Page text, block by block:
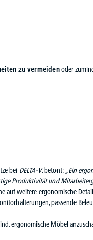
zu vermeidenoder
bei DELTA-V, betont: „Ein
Produktivität und
auf weitere ergonomische
,passende
ergonomische Möbel